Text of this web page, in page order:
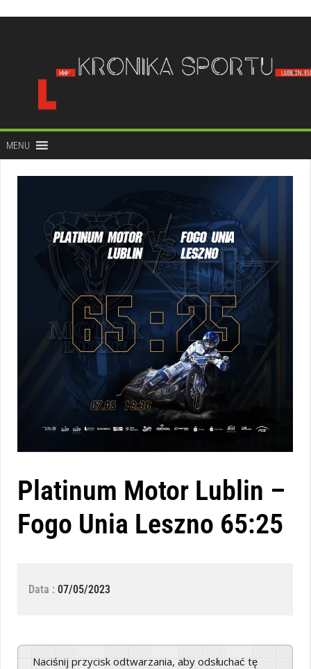
treści
MENU
Platinum Motor Lublin –
Fogo Unia Leszno 65:25
Data : 07/05/2023
Naciśnij przycisk odtwarzania, aby odsłuchać tę